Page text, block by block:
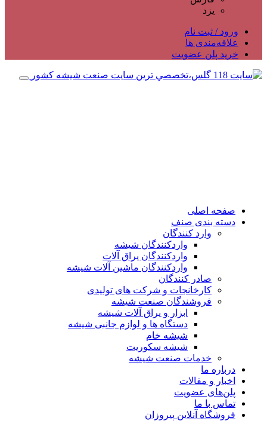
یزد
ورود / ثبت نام
علاقه‌مندی ها
خرید پلن عضویت
صفحه اصلی
دسته بندی صنف
وارد کنندگان
واردکنندگان شیشه
واردکنندگان یراق آلات
واردکنندگان ماشین آلات شیشه
صادر کنندگان
کارخانجات و شرکت های تولیدی
فروشندگان صنعت شیشه
ابزار و یراق آلات شیشه
دستگاه ها و لوازم جانبی شیشه
شیشه خام
شیشه سکوریت
خدمات صنعت شیشه
درباره ما
اخبار و مقالات
پلن‌های عضویت
تماس با ما
فروشگاه آنلاین پیروزان